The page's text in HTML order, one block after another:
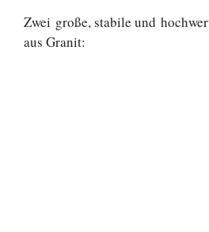
Zwei große, stabile und
aus Granit: